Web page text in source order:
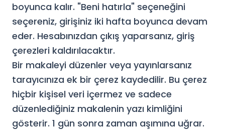
boyunca kalır. "Beni hatırla" seçeneğini
seçereniz, girişiniz iki hafta boyunca devam
eder. Hesabınızdan çıkış yaparsanız, giriş
çerezleri kaldırılacaktır.
Bir makaleyi düzenler veya yayınlarsanız
tarayıcınıza ek bir çerez kaydedilir. Bu çerez
hiçbir kişisel veri içermez ve sadece
düzenlediğiniz makalenin yazı kimliğini
gösterir. 1 gün sonra zaman aşımına uğrar.